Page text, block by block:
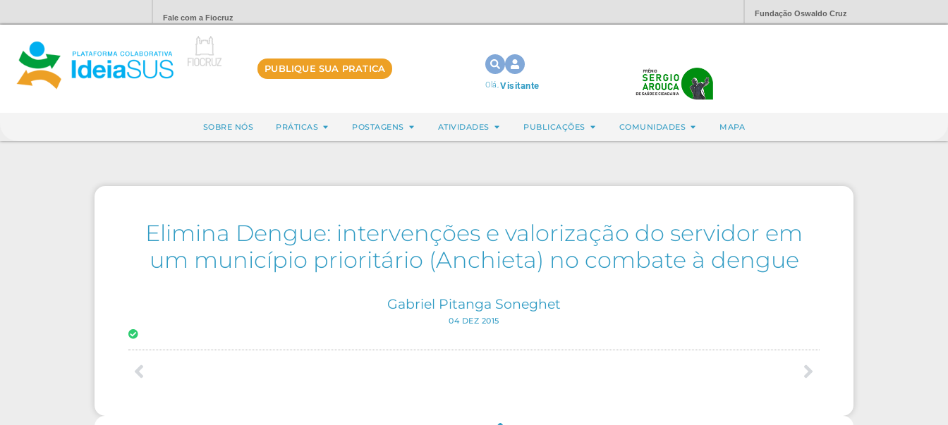
Fale com a Fiocruz Fundação Oswaldo Cruz
PUBLIQUE SUA PRATICA
Olá,Visitante
SOBRE NÓS PRÁTICAS POSTAGENS ATIVIDADES PUBLICAÇÕES COMUNIDADES MAPA
Elimina Dengue: intervenções e valorização do servidor em
um município prioritário (Anchieta) no combate à dengue
Gabriel Pitanga Soneghet
04 DEZ 2015